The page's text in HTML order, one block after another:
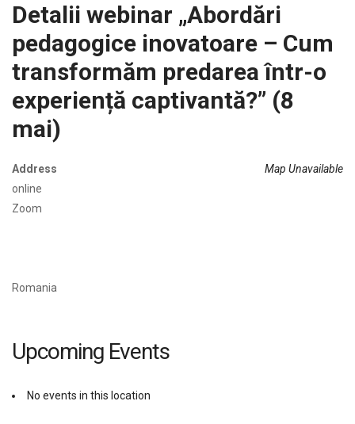
Detalii webinar „Abordări
pedagogice inovatoare – Cum
transformăm predarea într-o
experiență captivantă?” (8
mai)
Map Unavailable
Address
online
Zoom
Romania
Upcoming Events
No events in this location